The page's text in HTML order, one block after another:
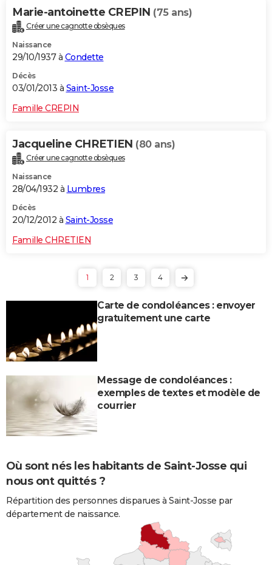
Marie-antoinette CREPIN (75 ans)
Créer une cagnotte obsèques
Naissance
29/10/1937 à Condette
Décès
03/01/2013 à Saint-Josse
Famille CREPIN
Jacqueline CHRETIEN (80 ans)
Créer une cagnotte obsèques
Naissance
28/04/1932 à Lumbres
Décès
20/12/2012 à Saint-Josse
Famille CHRETIEN
1 2 3 4
Carte de condoléances : envoyer
gratuitement une carte
Message de condoléances :
exemples de textes et modèle de
courrier
Où sont nés les habitants de Saint-Josse qui
nous ont quittés ?
Répartition des personnes disparues à Saint-Josse par
département de naissance.